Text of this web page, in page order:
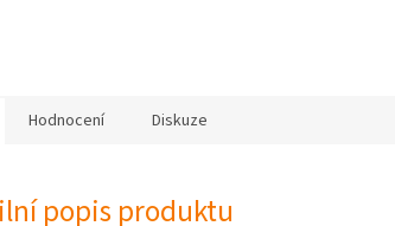
Hodnocení Diskuze
popis produktu